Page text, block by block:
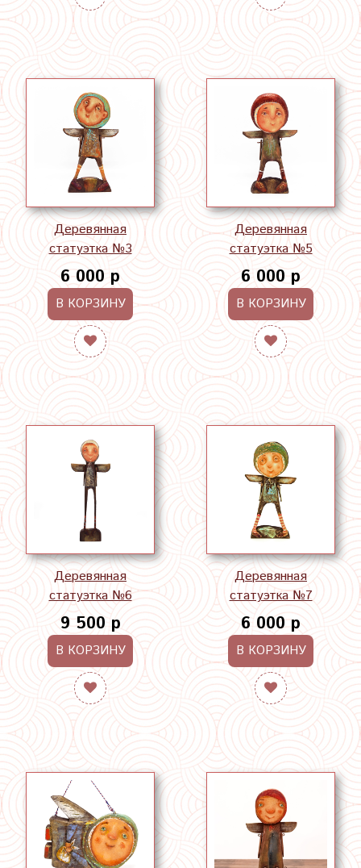
Деревянная
статуэтка №3
6 000 р
В КОРЗИНУ
Деревянная
статуэтка №5
6 000 р
В КОРЗИНУ
Деревянная
статуэтка №6
9 500 р
В КОРЗИНУ
Деревянная
статуэтка №7
6 000 р
В КОРЗИНУ